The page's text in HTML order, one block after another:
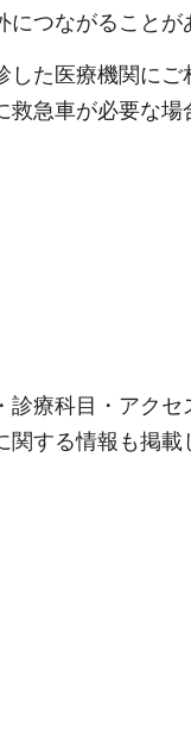
つながること
た医療機関に
急車が必要な場
療科目・アクセ
する情報も掲載